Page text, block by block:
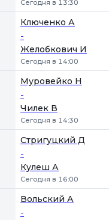
Сегодня в 13:30
Ключенко А
-
Желобкович И
Сегодня в 14:00
Муровейко Н
-
Чилек В
Сегодня в 14:30
Стригуцкий Д
-
Кулеш А
Сегодня в 16:00
Вольский А
-